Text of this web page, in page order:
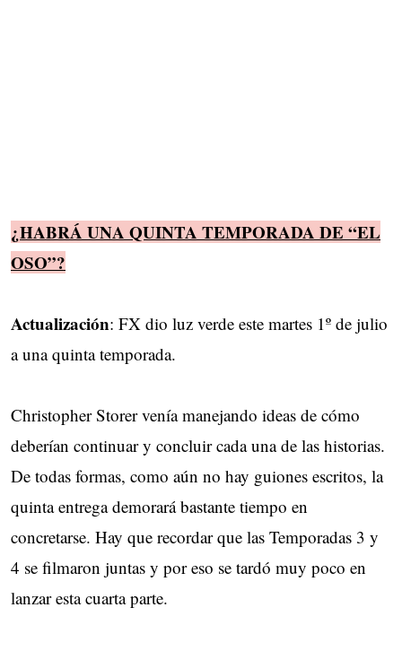
¿HABRÁ UNA QUINTA TEMPORADA DE “EL
OSO”?
Actualización: FX dio luz verde este martes 1º de julio
a una quinta temporada.
Christopher Storer venía manejando ideas de cómo
deberían continuar y concluir cada una de las historias.
De todas formas, como aún no hay guiones escritos, la
quinta entrega demorará bastante tiempo en
concretarse. Hay que recordar que las Temporadas 3 y
4 se filmaron juntas y por eso se tardó muy poco en
lanzar esta cuarta parte.